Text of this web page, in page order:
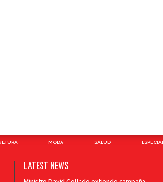
MODA SALUD ESPECIAL
LATEST NEWS